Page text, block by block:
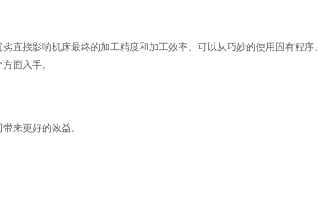
直接影响机床最终的加工精度和加工效率。可以从巧妙的使用固有程序、
面入手。
来更好的效益。